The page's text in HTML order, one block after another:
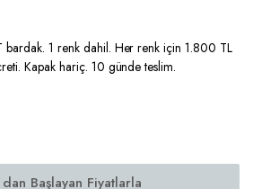
bardak. 1 renk dahil. Her renk için 1.800 TL
Kapak hariç. 10 günde teslim.